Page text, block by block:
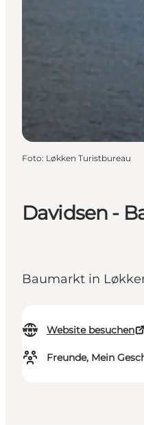
Davidsen -
Baumarkt in
Website besuchen
Freunde, Mein
Foto: Løkken Turistbureau